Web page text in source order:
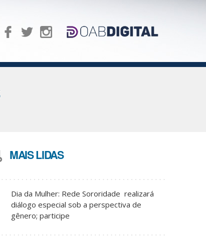
MAIS LIDAS
Dia da Mulher: Rede Sororidade realizará
diálogo especial sob a perspectiva de
gênero; participe